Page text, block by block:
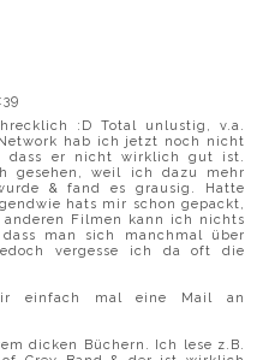
:D Total unlustig, v.a.
hab ich jetzt noch nicht
dass er nicht wirklich gut ist.
gesehen, weil ich dazu mehr
& fand es grausig. Hatte
hats mir schon gepackt,
Filmen kann ich nichts
man sich manchmal über
vergesse ich da oft die
einfach mal eine Mail an
dicken Büchern. Ich lese z.B.